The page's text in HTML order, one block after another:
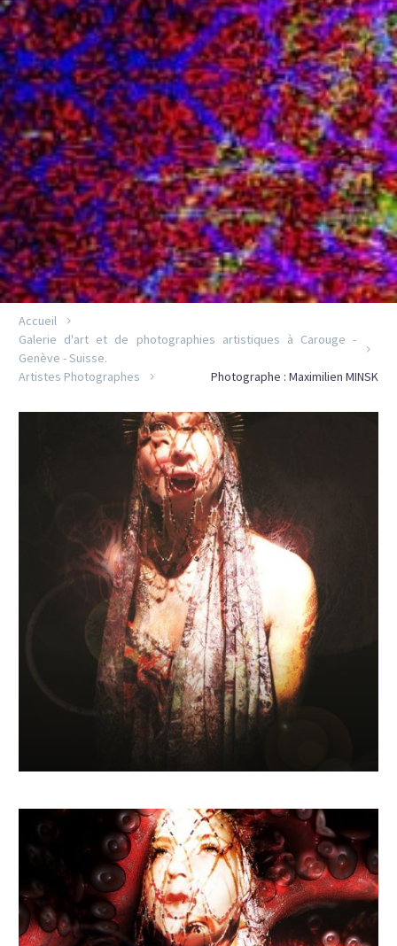
Accueil
Galerie d'art et de photographies artistiques à Carouge -
Genève - Suisse.
Artistes Photographes
Photographe : Maximilien MINSK
1 572.62